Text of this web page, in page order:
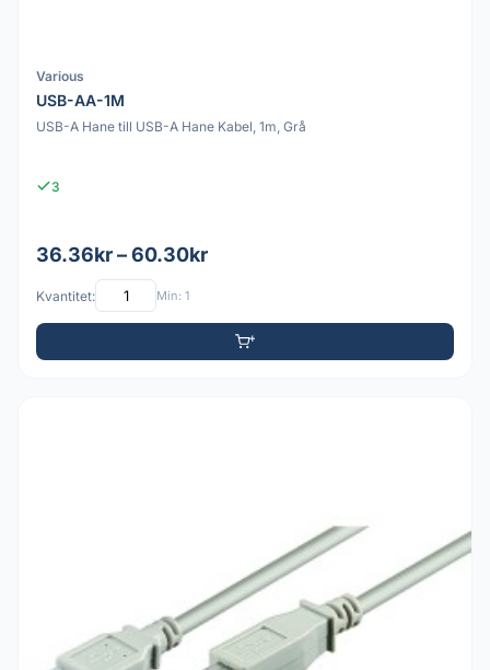
Various
USB-AA-1M
USB-A Hane till USB-A Hane Kabel, 1m, Grå
3
36.36kr – 60.30kr
Kvantitet: Min: 1